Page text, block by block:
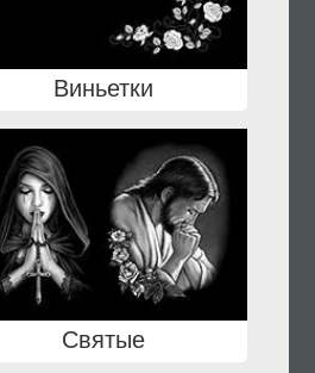
Виньетки
Святые